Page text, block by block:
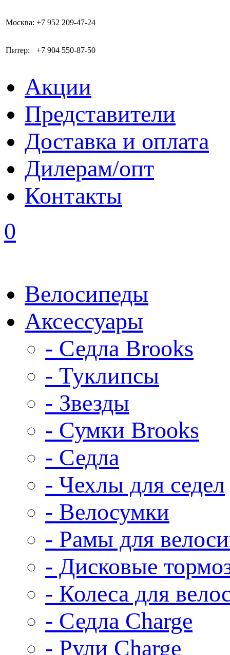
Москва: +7 952 209-47-24
Питер: +7 904 550-87-50
Акции
Представители
Доставка и оплата
Дилерам/опт
Контакты
0
Велосипеды
Аксессуары
- Седла Brooks
- Туклипсы
- Звезды
- Сумки Brooks
- Седла
- Чехлы для седел
- Велосумки
- Рамы для
- Дисковые
- Колеса для
- Седла Charge
- Рули Charge